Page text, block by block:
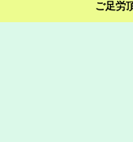
ご足労